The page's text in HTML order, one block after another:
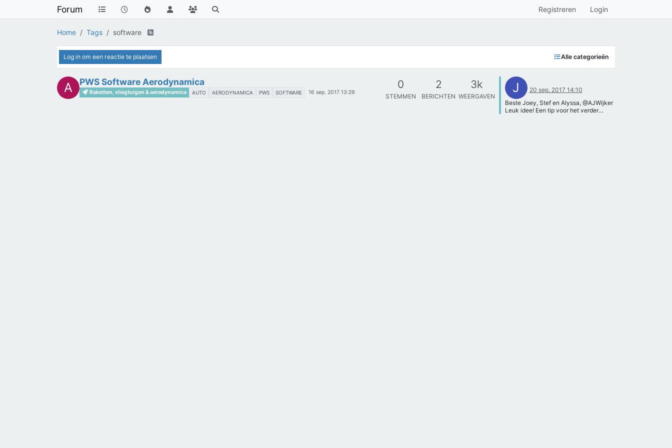
Forum Registreren Login
Home Tags software
Log in om een reactie te plaatsen Alle categorieën
A PWS Software Aerodynamica
Raketten, vliegtuigen & aerodynamica AUTO AERODYNAMICA PWS SOFTWARE 16 sep. 2017 13:29
0
STEMMEN
2
BERICHTEN
3k
WEERGAVEN
J
20 sep. 2017 14:10
Beste Joey, Stef en Alyssa, @AJWijker
Leuk idee! Een tip voor het verder